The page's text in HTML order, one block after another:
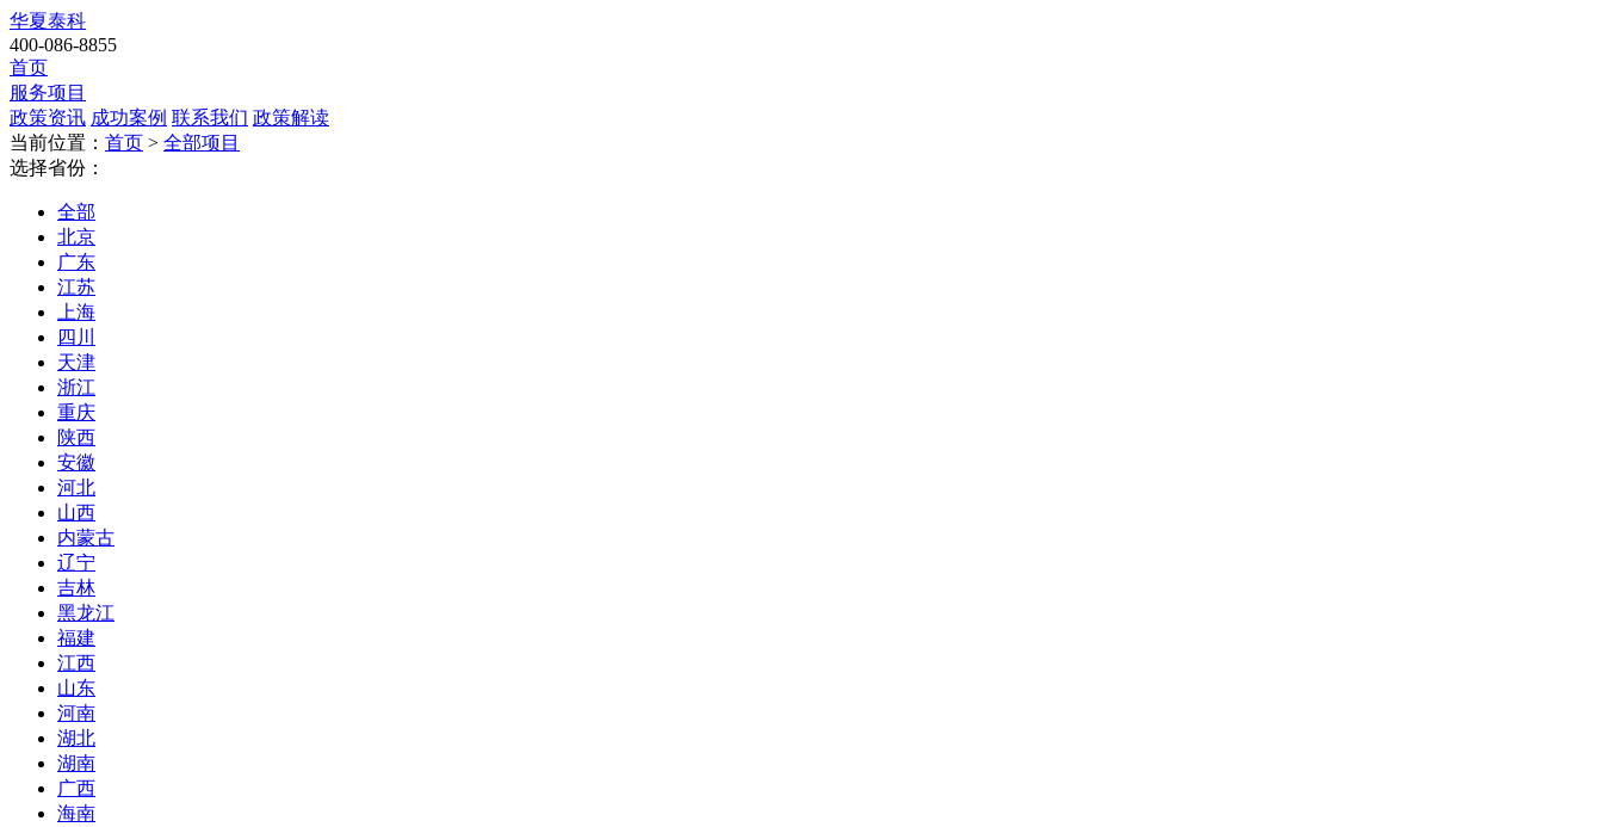
华夏泰科
400-086-8855
首页
服务项目
政策资讯 成功案例 联系我们 政策解读
当前位置： 首页 > 全部项目
选择省份：
全部
北京
广东
江苏
上海
四川
天津
浙江
重庆
陕西
安徽
河北
山西
内蒙古
辽宁
吉林
黑龙江
福建
江西
山东
河南
湖北
湖南
广西
海南